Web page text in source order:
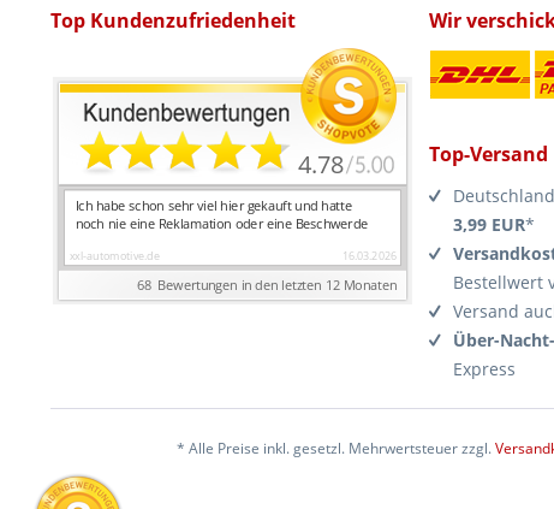
Top Kundenzufriedenheit Wir
Top-Versand
3,99 EUR*
Bestellwert
Versand
Über-
Express
* Alle Preise inkl. gesetzl. Mehrwertsteuer zzgl.